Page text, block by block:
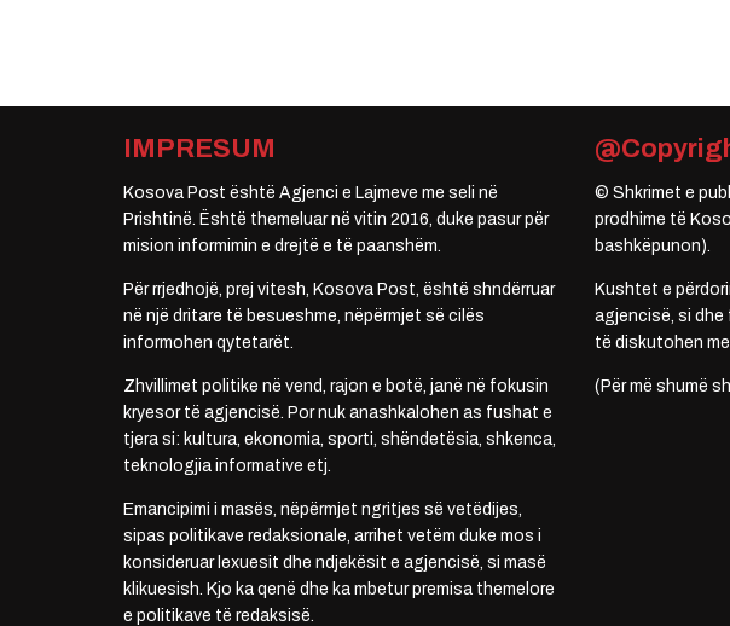
IMPRESUM
Kosova Post është Agjenci e Lajmeve me seli në
Prishtinë. Është themeluar në vitin 2016, duke pasur për
mision informimin e drejtë e të paanshëm.
Për rrjedhojë, prej vitesh, Kosova Post, është shndërruar
në një dritare të besueshme, nëpërmjet së cilës
informohen qytetarët.
Zhvillimet politike në vend, rajon e botë, janë në fokusin
kryesor të agjencisë. Por nuk anashkalohen as fushat e
tjera si: kultura, ekonomia, sporti, shëndetësia, shkenca,
teknologjia informative etj.
Emancipimi i masës, nëpërmjet ngritjes së vetëdijes,
sipas politikave redaksionale, arrihet vetëm duke mos i
konsideruar lexuesit dhe ndjekësit e agjencisë, si masë
klikuesish. Kjo ka qenë dhe ka mbetur premisa themelore
e politikave të redaksisë.
© Shkrimet e
prodhime të
bashkëpunon).
Kushtet e
agjencisë, si dhe
të diskutohen
(Për më shumë